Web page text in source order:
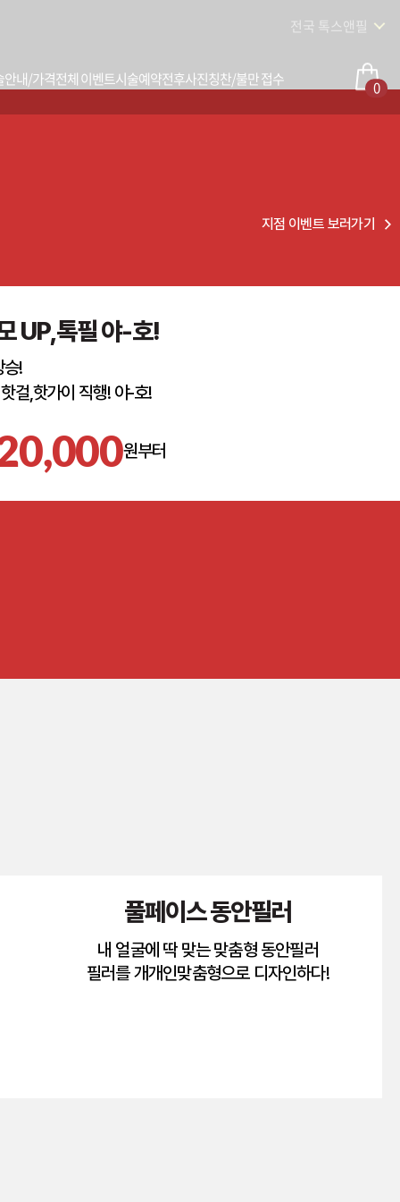
전국 톡스앤필
안내/가격전체 이벤트시술예약전후사진칭찬/불만 접수 0
지점 이벤트 보러가기
UP,톡필 야-호!
승!
걸,핫가이 직행! 야-호!
원부터
풀페이스 동안필러
내 얼굴에 딱 맞는 맞춤형 동안필러
필러를 개개인맞춤형으로 디자인하다!